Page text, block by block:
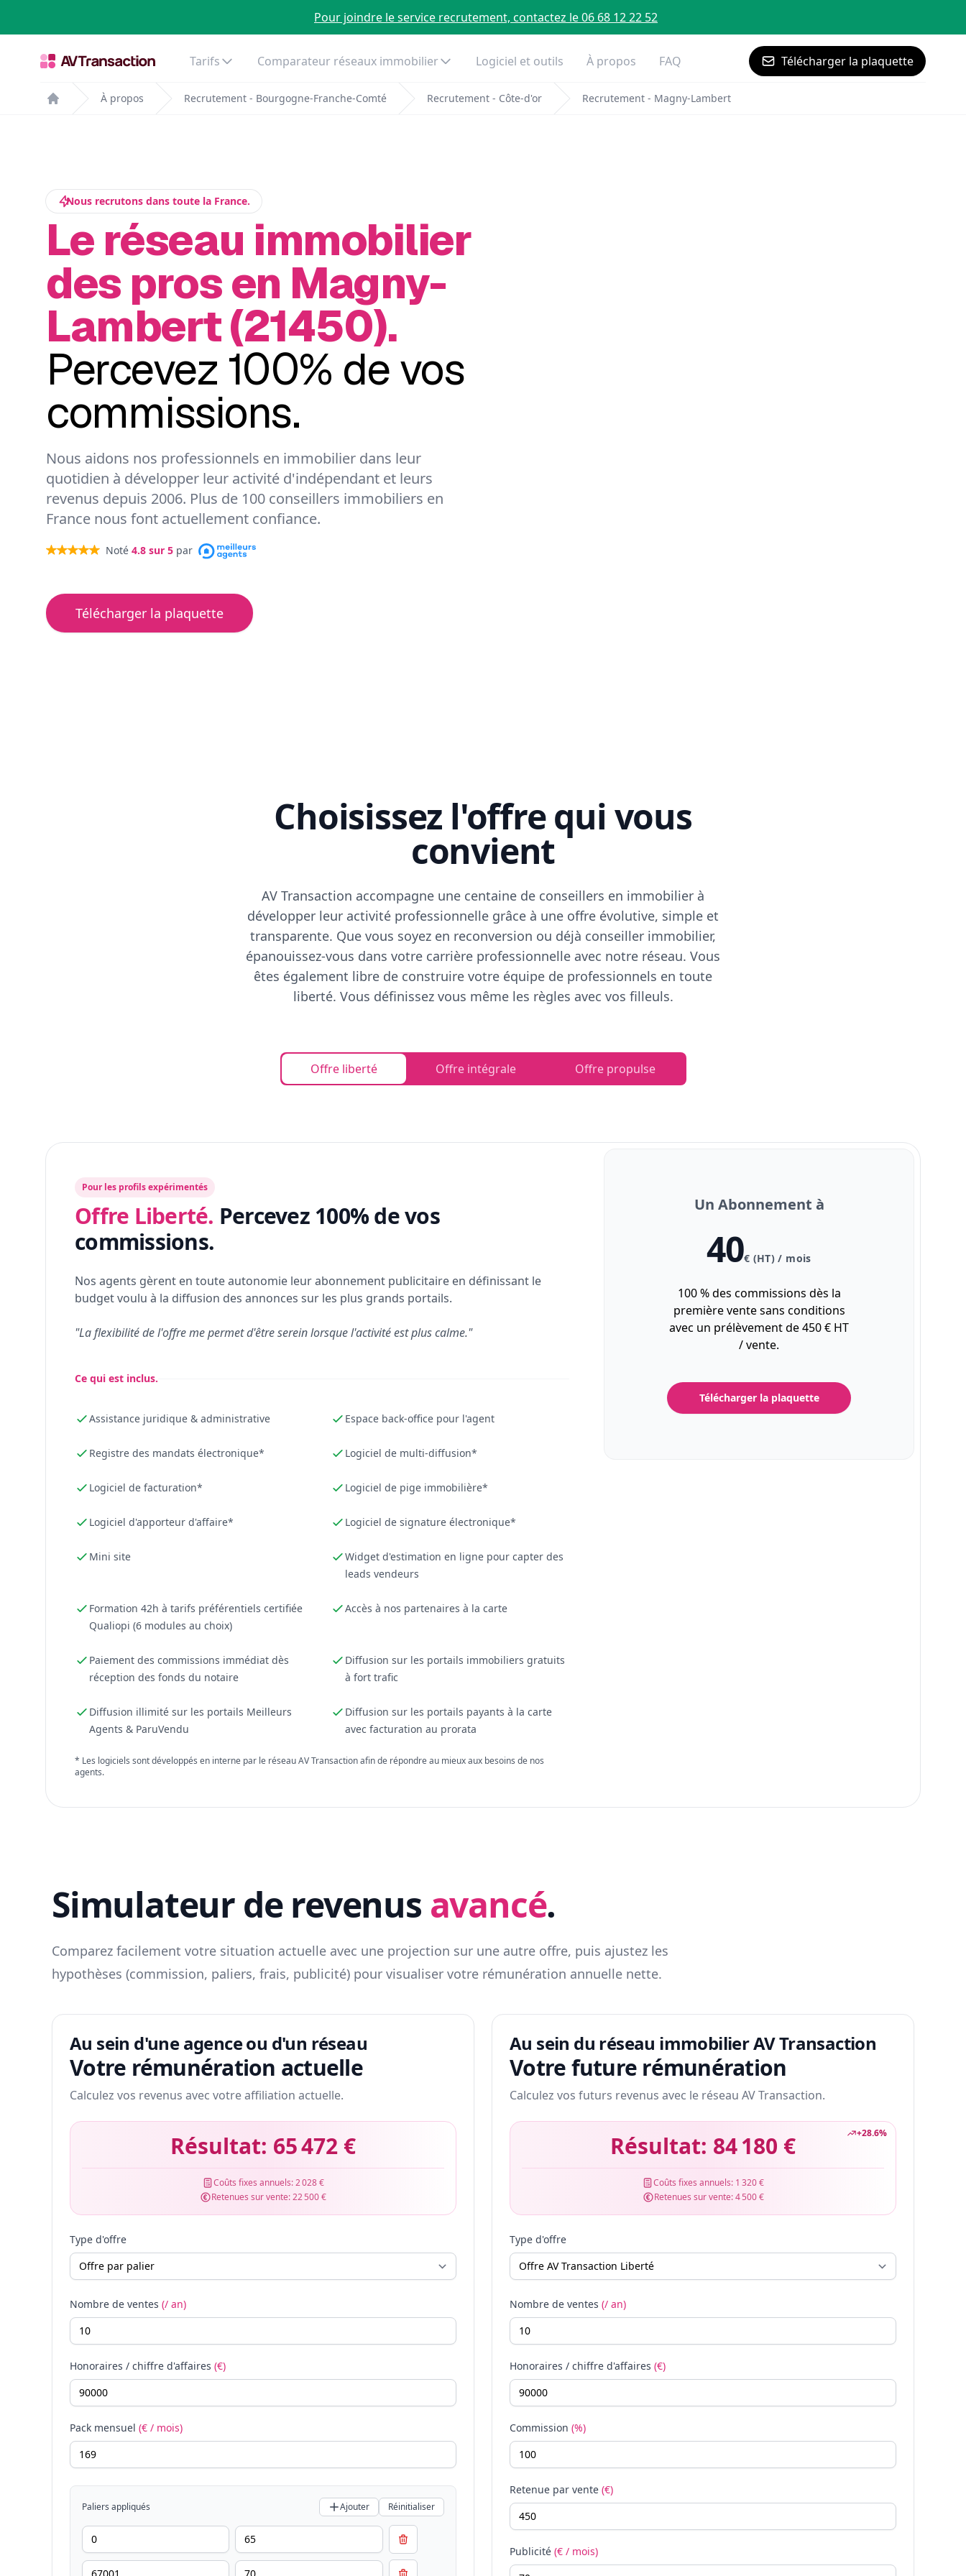
Pour joindre le service recrutement, contactez le 06 68 12 22 52
Tarifs Comparateur réseaux immobilier Logiciel et outils À propos FAQ Télécharger la plaquette
Home
À propos Recrutement - Bourgogne-Franche-Comté Recrutement - Côte-d'or Recrutement - Magny-Lambert
Nous recrutons dans toute la France.
Le réseau immobilier
des pros en Magny-
Lambert (21450).
Percevez 100% de vos
commissions.
Nous aidons nos professionnels en immobilier dans leur
quotidien à développer leur activité d'indépendant et leurs
revenus depuis 2006. Plus de 100 conseillers immobiliers en
France nous font actuellement confiance.
Noté 4.8 sur 5 par
Télécharger la plaquette
Choisissez l'offre qui vous
convient
AV Transaction accompagne une centaine de conseillers en immobilier à
développer leur activité professionnelle grâce à une offre évolutive, simple et
transparente. Que vous soyez en reconversion ou déjà conseiller immobilier,
épanouissez-vous dans votre carrière professionnelle avec notre réseau. Vous
êtes également libre de construire votre équipe de professionnels en toute
liberté. Vous définissez vous même les règles avec vos filleuls.
Offre liberté Offre intégrale Offre propulse
Pour les profils expérimentés
Offre Liberté. Percevez 100% de vos
commissions.
Nos agents gèrent en toute autonomie leur abonnement publicitaire en définissant le
budget voulu à la diffusion des annonces sur les plus grands portails.
"La flexibilité de l'offre me permet d'être serein lorsque l'activité est plus calme."
Ce qui est inclus.
Assistance juridique & administrative Espace back-office pour l'agent
Registre des mandats électronique* Logiciel de multi-diffusion*
Logiciel de facturation* Logiciel de pige immobilière*
Logiciel d'apporteur d'affaire* Logiciel de signature électronique*
Mini site
Widget d'estimation en ligne pour capter des
leads vendeurs
Formation 42h à tarifs préférentiels certifiée
Qualiopi (6 modules au choix)
Accès à nos partenaires à la carte
Paiement des commissions immédiat dès
réception des fonds du notaire
Diffusion sur les portails immobiliers gratuits
à fort trafic
Diffusion illimité sur les portails Meilleurs
Agents & ParuVendu
Diffusion sur les portails payants à la carte
avec facturation au prorata
* Les logiciels sont développés en interne par le réseau AV Transaction afin de répondre au mieux aux besoins de nos
agents.
Un Abonnement à
40€ (HT) / mois
100 % des commissions dès la
première vente sans conditions
avec un prélèvement de 450 € HT
/ vente.
Télécharger la plaquette
Simulateur de revenus avancé.
Comparez facilement votre situation actuelle avec une projection sur une autre offre, puis ajustez les
hypothèses (commission, paliers, frais, publicité) pour visualiser votre rémunération annuelle nette.
Au sein d'une agence ou d'un réseau
Votre rémunération actuelle
Calculez vos revenus avec votre affiliation actuelle.
Résultat: 65 472 €
Coûts fixes annuels:2 028 €
Retenues sur vente:22 500 €
Type d'offre
Nombre de ventes (/ an)
Honoraires / chiffre d'affaires (€)
Pack mensuel (€ / mois)
Paliers appliqués Ajouter Réinitialiser
Au sein du réseau immobilier AV Transaction
Votre future rémunération
Calculez vos futurs revenus avec le réseau AV Transaction.
+28.6%
Résultat: 84 180 €
Coûts fixes annuels: 1 320 €
Retenues sur vente:4 500 €
Type d'offre
Nombre de ventes (/ an)
Honoraires / chiffre d'affaires (€)
Commission (%)
Retenue par vente (€)
Publicité (€ / mois)